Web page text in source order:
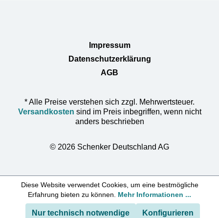
Impressum
Datenschutzerklärung
AGB
* Alle Preise verstehen sich zzgl. Mehrwertsteuer.
Versandkosten sind im Preis inbegriffen, wenn nicht
anders beschrieben
© 2026 Schenker Deutschland AG
Diese Website verwendet Cookies, um eine bestmögliche
Erfahrung bieten zu können. Mehr Informationen ...
Nur technisch notwendige Konfigurieren